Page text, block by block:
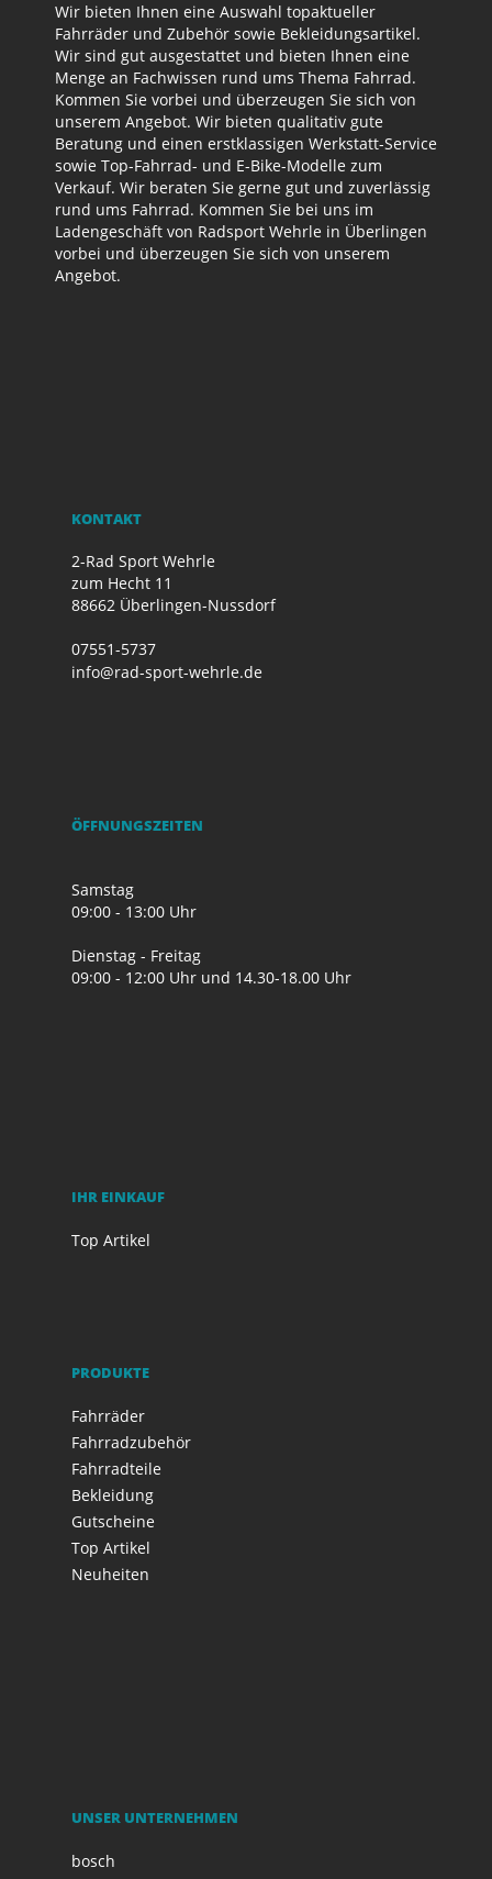
Wir bieten Ihnen eine Auswahl topaktueller
Fahrräder und Zubehör sowie Bekleidungsartikel.
Wir sind gut ausgestattet und bieten Ihnen eine
Menge an Fachwissen rund ums Thema Fahrrad.
Kommen Sie vorbei und überzeugen Sie sich von
unserem Angebot. Wir bieten qualitativ gute
Beratung und einen erstklassigen Werkstatt-Service
sowie Top-Fahrrad- und E-Bike-Modelle zum
Verkauf. Wir beraten Sie gerne gut und zuverlässig
rund ums Fahrrad. Kommen Sie bei uns im
Ladengeschäft von Radsport Wehrle in Überlingen
vorbei und überzeugen Sie sich von unserem
Angebot.
KONTAKT
2-Rad Sport Wehrle
zum Hecht 11
88662 Überlingen-Nussdorf
07551-5737
info@rad-sport-wehrle.de
ÖFFNUNGSZEITEN
Samstag
09:00 - 13:00 Uhr
Dienstag - Freitag
09:00 - 12:00 Uhr und 14.30-18.00 Uhr
IHR EINKAUF
Top Artikel
PRODUKTE
Fahrräder
Fahrradzubehör
Fahrradteile
Bekleidung
Gutscheine
Top Artikel
Neuheiten
UNSER UNTERNEHMEN
bosch